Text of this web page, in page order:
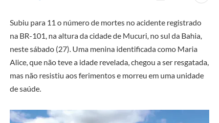
Subiu para 11 o número de mortes no acidente registrado
na BR-101, na altura da cidade de Mucuri, no sul da Bahia,
neste sábado (27). Uma menina identificada como Maria
Alice, que não teve a idade revelada, chegou a ser resgatada,
mas não resistiu aos ferimentos e morreu em uma unidade
de saúde.